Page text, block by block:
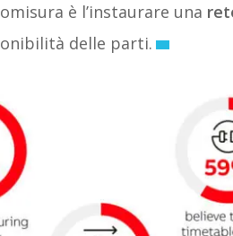
è l’instaurare una
delle parti.